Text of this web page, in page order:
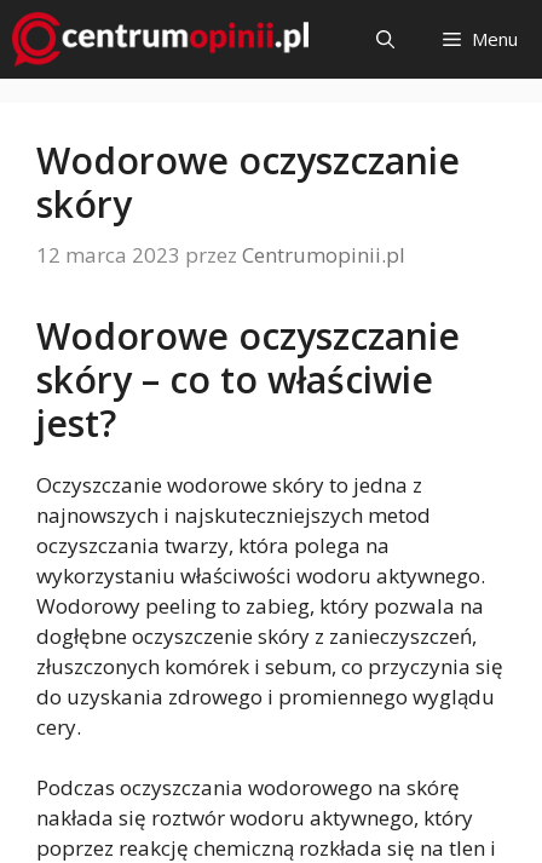
Przejdź
do
treści
Menu
Wodorowe oczyszczanie
skóry
12 marca 2023 przez Centrumopinii.pl
Wodorowe oczyszczanie
skóry – co to właściwie
jest?
Oczyszczanie wodorowe skóry to jedna z
najnowszych i najskuteczniejszych metod
oczyszczania twarzy, która polega na
wykorzystaniu właściwości wodoru aktywnego.
Wodorowy peeling to zabieg, który pozwala na
dogłębne oczyszczenie skóry z zanieczyszczeń,
złuszczonych komórek i sebum, co przyczynia się
do uzyskania zdrowego i promiennego wyglądu
cery.
Podczas oczyszczania wodorowego na skórę
nakłada się roztwór wodoru aktywnego, który
poprzez reakcję chemiczną rozkłada się na tlen i